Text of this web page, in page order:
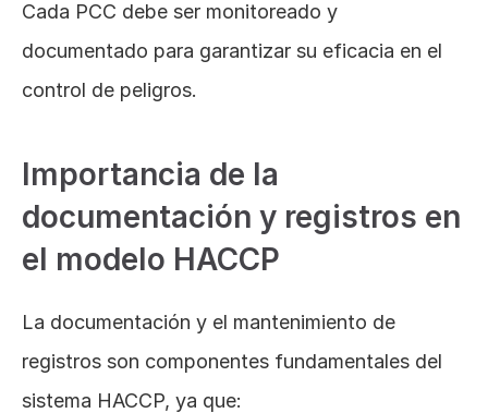
Cada PCC debe ser monitoreado y
documentado para garantizar su eficacia en el
control de peligros.
Importancia de la
documentación y registros en
el modelo HACCP
La documentación y el mantenimiento de
registros son componentes fundamentales del
sistema HACCP, ya que: